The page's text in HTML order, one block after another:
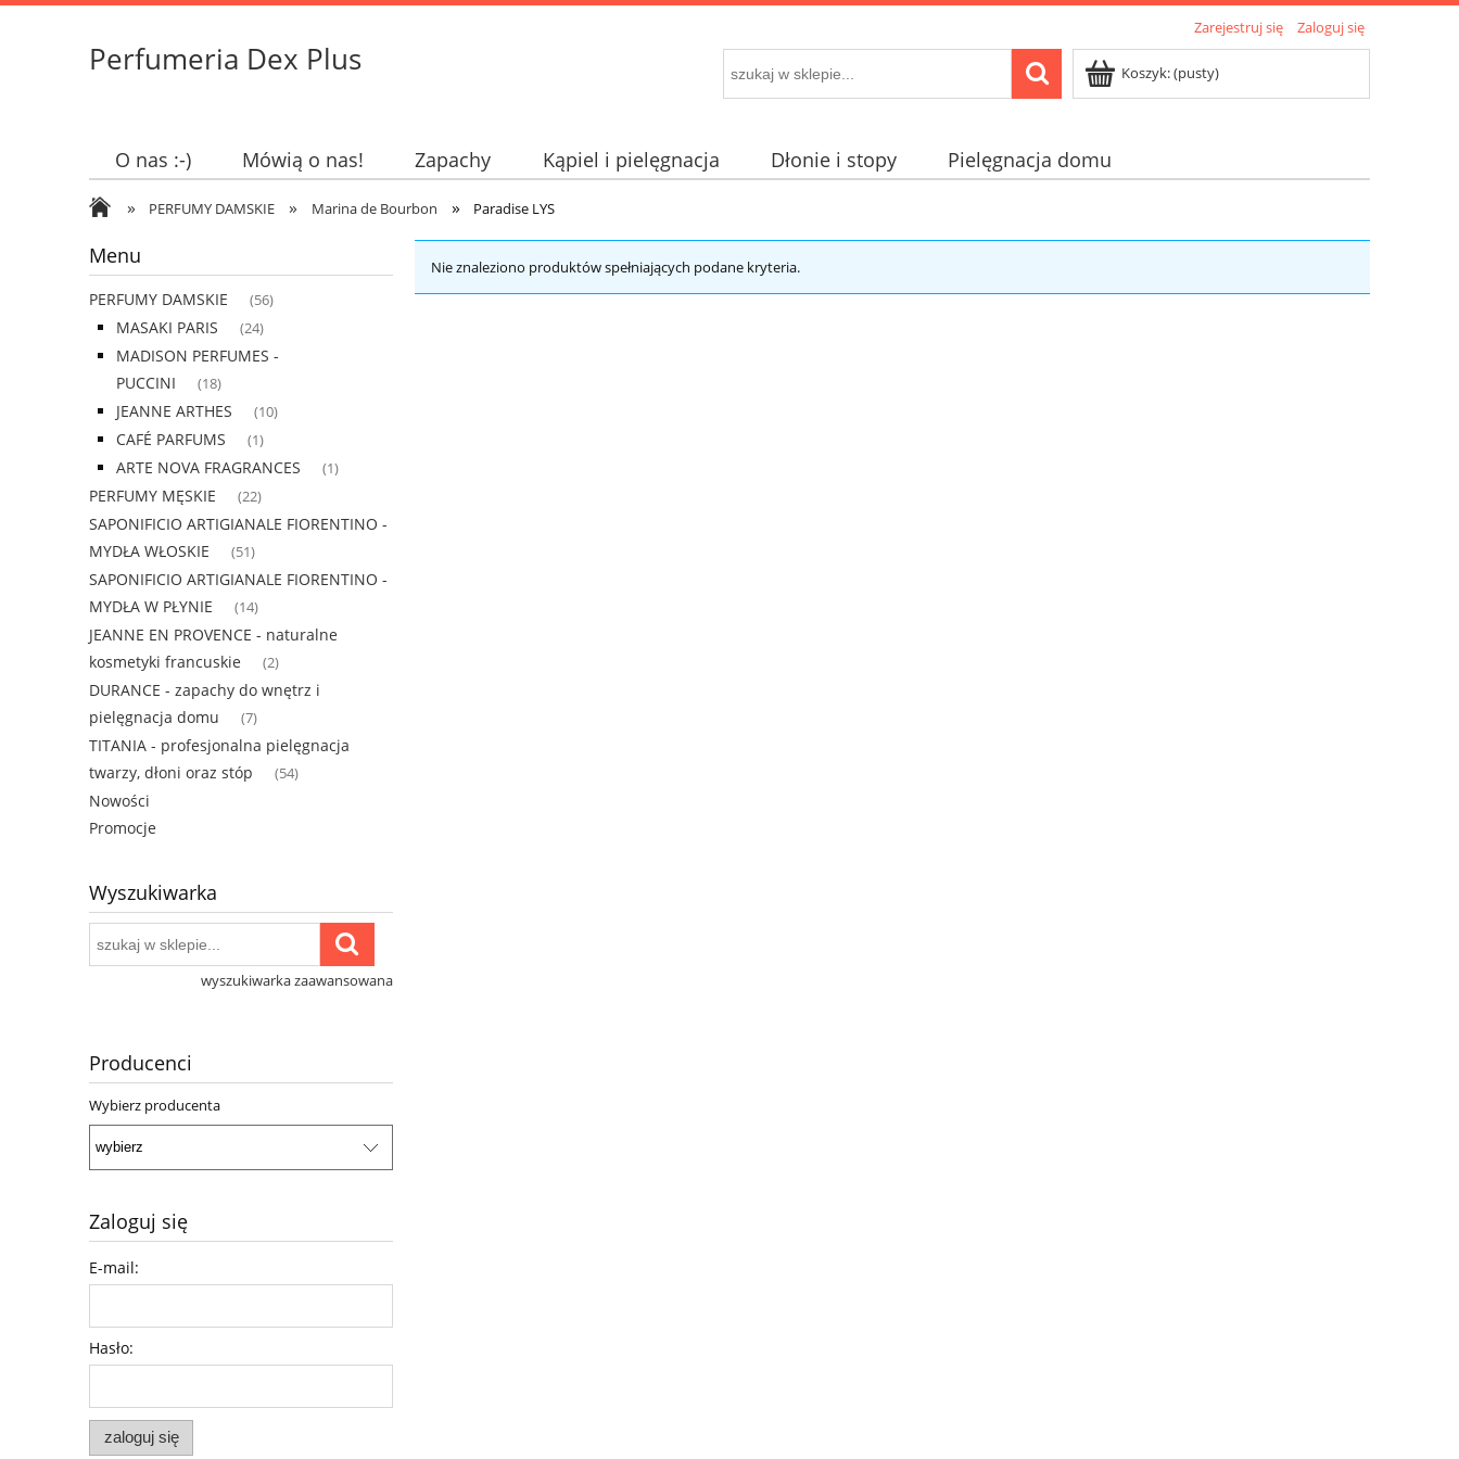
Zarejestruj się Zaloguj się
Perfumeria Dex Plus Koszyk:(pusty)
O nas :-) Mówią o nas! Zapachy Kąpiel i pielęgnacja Dłonie i stopy Pielęgnacja domu
» PERFUMY DAMSKIE » Marina de Bourbon » Paradise LYS
Menu
PERFUMY DAMSKIE (56)
MASAKI PARIS (24)
MADISON PERFUMES -
PUCCINI
(18)
JEANNE ARTHES (10)
CAFÉ PARFUMS (1)
ARTE NOVA FRAGRANCES (1)
PERFUMY MĘSKIE (22)
SAPONIFICIO ARTIGIANALE FIORENTINO -
MYDŁA WŁOSKIE
(51)
SAPONIFICIO ARTIGIANALE FIORENTINO -
MYDŁA W PŁYNIE
(14)
JEANNE EN PROVENCE - naturalne
kosmetyki francuskie
(2)
DURANCE - zapachy do wnętrz i
pielęgnacja domu
(7)
TITANIA - profesjonalna pielęgnacja
twarzy, dłoni oraz stóp
(54)
Nowości
Promocje
Wyszukiwarka
wyszukiwarka zaawansowana
Producenci
Wybierz producenta
Zaloguj się
E-mail:
Hasło:
zaloguj się
Nie znaleziono produktów spełniających podane kryteria.